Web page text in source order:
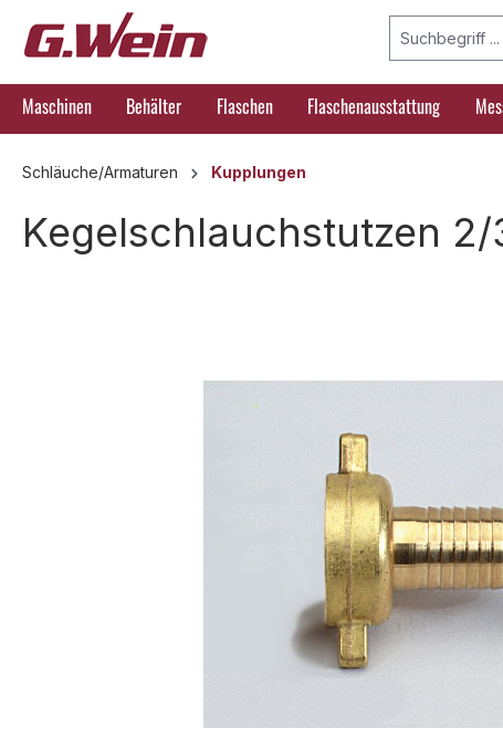
Zur Hauptnavigation springen
Maschinen Behälter Flaschen Flaschenausstattung
Schläuche/Armaturen Kupplungen
Kegelschlauchstutzen